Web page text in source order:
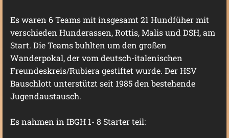
Es waren 6 Teams mit insgesamt 21 Hundfüher mit
verschieden Hunderassen, Rottis, Malis und DSH, am
Start. Die Teams buhlten um den großen
Wanderpokal, der vom deutsch-italenischen
Freundeskreis/Rubiera gestiftet wurde. Der HSV
Bauschlott unterstützt seit 1985 den bestehende
Jugendaustausch.
Es nahmen in IBGH 1- 8 Starter teil: